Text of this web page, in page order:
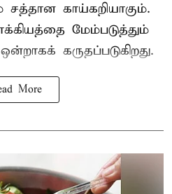
காய்கறியாகும்.
மேம்படுத்தும்
கருதப்படுகிறது.
More